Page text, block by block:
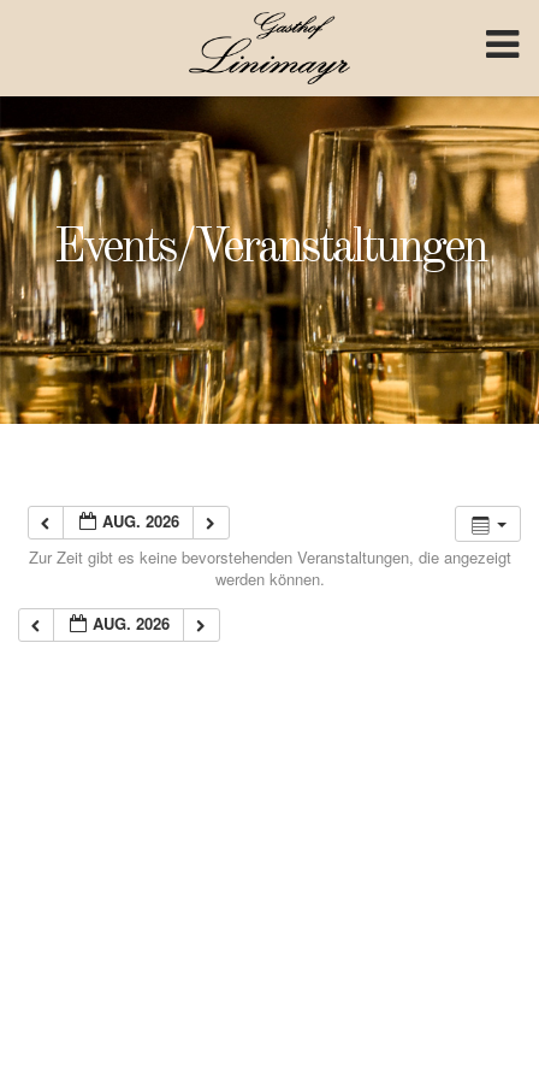
Events/Veranstaltungen
AUG. 2026
Zur Zeit gibt es keine bevorstehenden Veranstaltungen, die angezeigt
werden können.
AUG. 2026